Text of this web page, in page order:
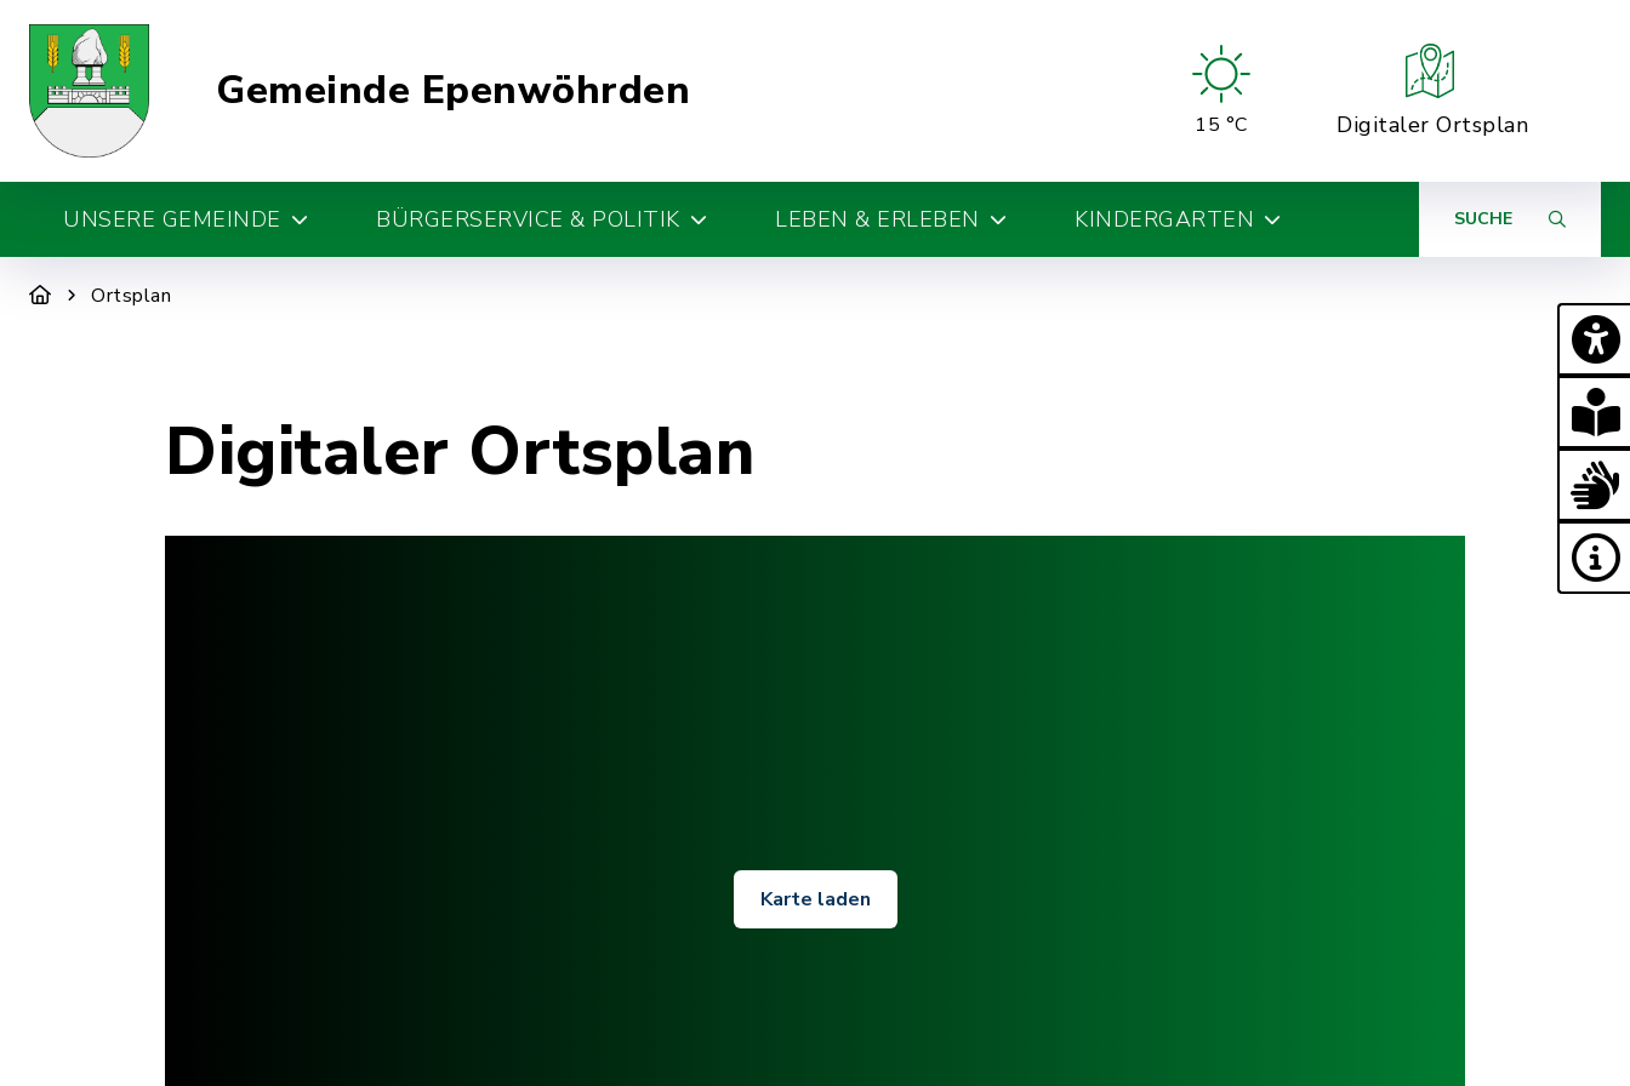
Gemeinde Epenwöhrden
15 °C Digitaler Ortsplan
UNSERE GEMEINDE BÜRGERSERVICE & POLITIK LEBEN & ERLEBEN KINDERGARTEN SUCHE
Ortsplan
Digitaler Ortsplan
Karte laden